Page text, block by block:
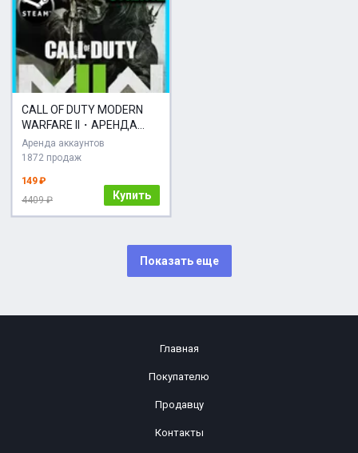
CALL OF DUTY MODERN
WARFARE II・АРЕНДА
24/7・ОНЛАЙН・
STEAM・PC
Аренда аккаунтов
1872 продаж
149 ₽
4409 ₽
Купить
Показать еще
Главная
Покупателю
Продавцу
Контакты